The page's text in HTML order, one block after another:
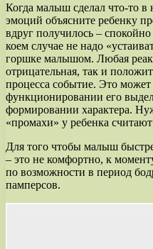
Когда малыш сделал что-то
эмоций объясните ребенку
вдруг получилось –
коем случае не надо
горшке малышом. Любая
отрицательная, так и
процесса событие. Это может
функционировании его
формировании характера.
«промахи» у ребенка
Для того чтобы малыш
– это не комфортно, к
по возможности в период
памперсов.